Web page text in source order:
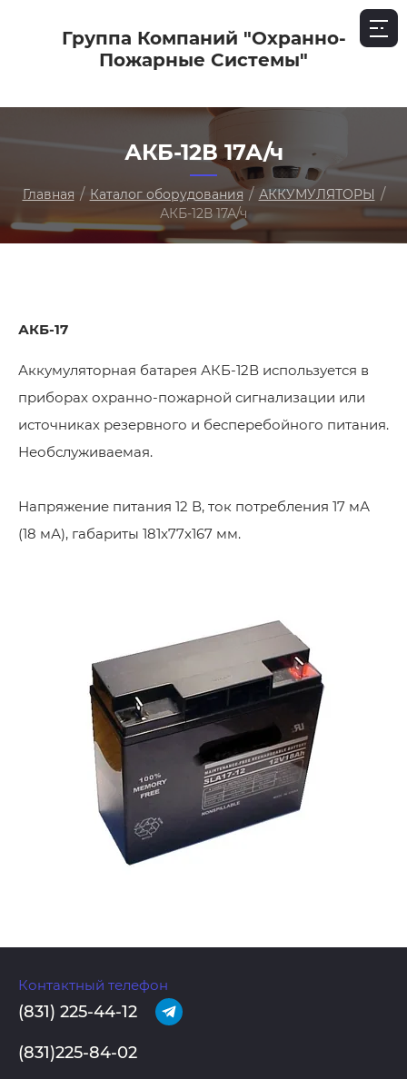
Группа Компаний "Охранно-
Пожарные Системы"
АКБ-12В 17А/ч
Главная / Каталог оборудования / АККУМУЛЯТОРЫ /
АКБ-12В 17А/ч
АКБ-17
Аккумуляторная батарея АКБ-12В используется в
приборах охранно-пожарной сигнализации или
источниках резервного и бесперебойного питания.
Необслуживаемая.
Напряжение питания 12 В, ток потребления 17 мА
(18 мА), габариты 181x77x167 мм.
Контактный телефон
(831) 225-44-12
(831)225-84-02